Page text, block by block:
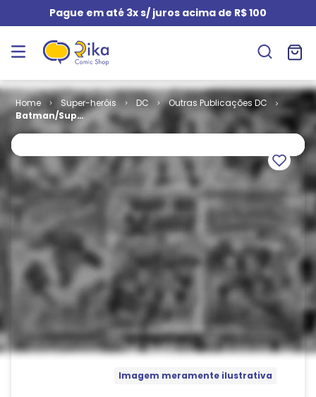
Pague em até 3x s/ juros acima de R$ 100
Super-heróis DC
Outras Publicações DC
Batman/Superman
- Os Melhores
24
Imagem meramente ilustrativa